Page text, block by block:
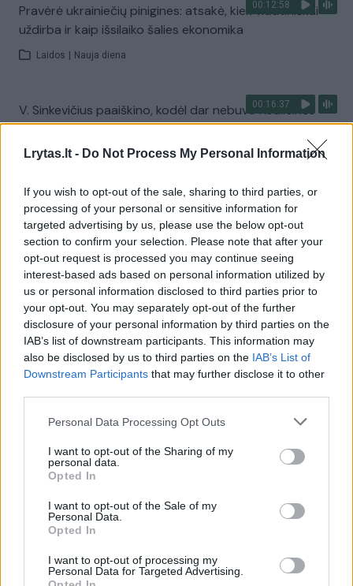
Lrytas.lt - Do Not Process My Personal Information
If you wish to opt-out of the sale, sharing to third parties, or
processing of your personal or sensitive information for
targeted advertising by us, please use the below opt-out
section to confirm your selection. Please note that after your
opt-out request is processed you may continue seeing
interest-based ads based on personal information utilized by
us or personal information disclosed to third parties prior to
your opt-out. You may separately opt-out of the further
disclosure of your personal information by third parties on the
IAB’s list of downstream participants. This information may
also be disclosed by us to third parties on the IAB’s List of
Downstream Participants that may further disclose it to other
Personal Data Processing Opt Outs
I want to opt-out of the Sharing of my
personal data.
Opted In
I want to opt-out of the Sale of my
Personal Data.
Opted In
I want to opt-out of processing my
Personal Data for Targeted Advertising.
00:12:58
Pravėrė ukrainiečių pinigines: atsakė, kiek vidutiniškai
uždirba ir kaip išsilaiko šalies ekonomika
Laidos Nauja diena
00:16:37
V. Sinkevičius paaiškino, kodėl dar nebuvo Koalicinės
tarybos posėdžio: esame kalbėję
Laidos | Nauja diena
00:01:31
Pamatykite atsisveikinimo su K. Prunskiene akimirkas:
amžinojo poilsio ji atguls Antakalnio kapinėse
Žinios | Lietuvos diena
Visi įrašai
Žiūrimiausi įrašai
vaikus: jiems kilusi grėsmė
Žinios | Lietuvos diena
Vaizdai iš tragiškos avarijos Vilniaus r.: dviejų moterų ir
vaiko gyvybių išgelbėti nepavyko
Žinios | Lietuvos diena